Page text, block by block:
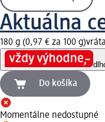
Aktuálna
180 g (0,97 € za 100 g)
Do košíka
Momentálne nedostupné